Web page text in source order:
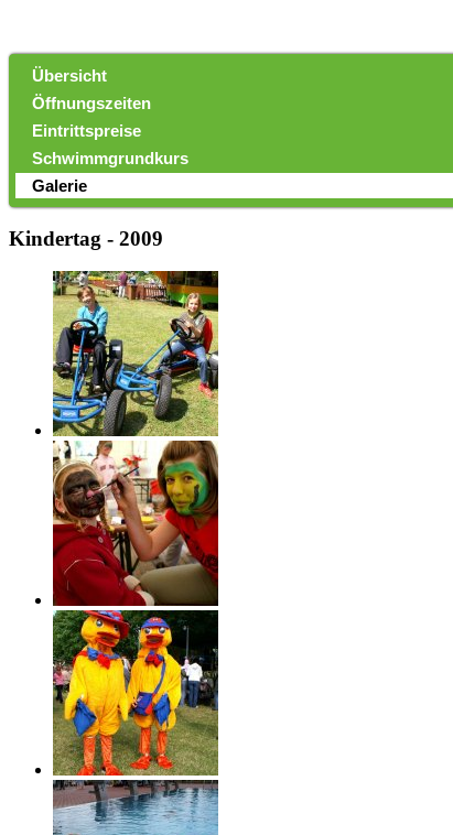
Übersicht
Öffnungszeiten
Eintrittspreise
Schwimmgrundkurs
Galerie
Kindertag - 2009